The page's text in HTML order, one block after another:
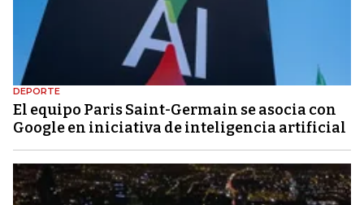
DEPORTE
El equipo Paris Saint-Germain se asocia con
Google en iniciativa de inteligencia artificial